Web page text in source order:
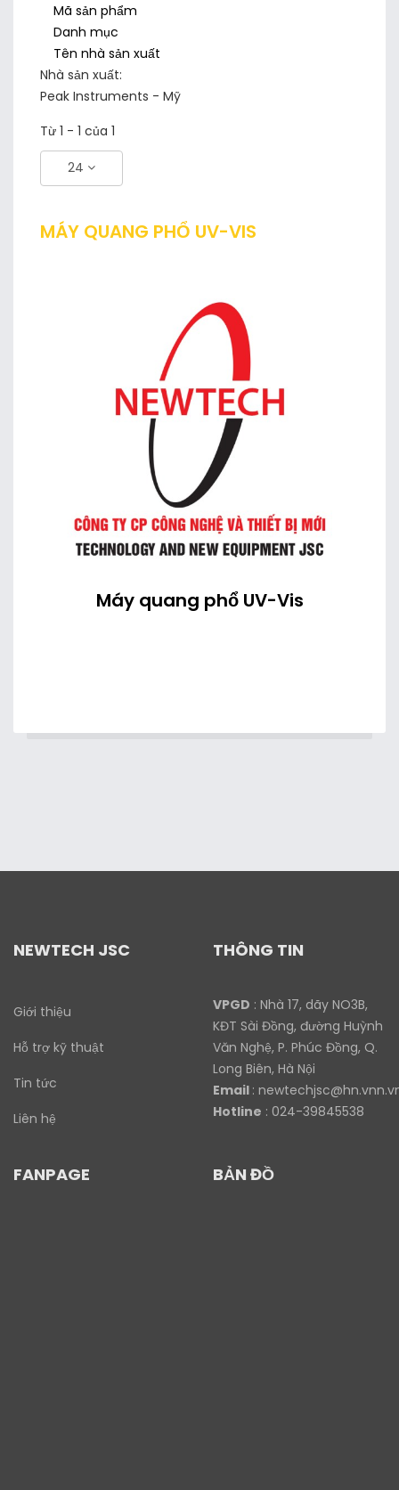
Mã sản phẩm
Danh mục
Tên nhà sản xuất
Nhà sản xuất:
Peak Instruments - Mỹ
Từ 1 - 1 của 1
24
MÁY QUANG PHỔ UV-VIS
Máy quang phổ UV-Vis
NEWTECH JSC
Giới thiệu
Hỗ trợ kỹ thuật
Tin tức
Liên hệ
THÔNG TIN
VPGD : Nhà 17, dãy NO3B,
KĐT Sài Đồng, đường Huỳnh
Văn Nghệ, P. Phúc Đồng, Q.
Long Biên, Hà Nội
Email :
Hotline : 024-39845538
FANPAGE BẢN ĐỒ